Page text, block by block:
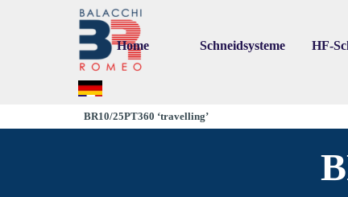
Home ▼
Schneidsysteme HF-
BR10/25PT360 ‘travelling’